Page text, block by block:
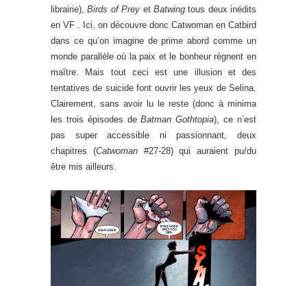
librairie),Birds of Prey et Batwingtous deux inédits
en VF . Ici, on découvre donc Catwoman en Catbird
dans ce qu’on imagine de prime abord comme un
monde parallèle où la paix et le bonheur règnent en
maître. Mais tout ceci est une illusion et des
tentatives de suicide font ouvrir les yeux de Selina.
Clairement, sans avoir lu le reste (donc à minima
les trois épisodes deBatman Gothtopia), ce n’est
pas super accessible ni passionnant, deux
chapitres (Catwoman#27-28) qui auraient pu/du
être mis ailleurs.